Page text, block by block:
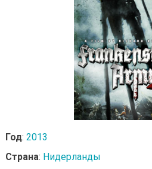
Год: 2013
Страна: Нидерланды